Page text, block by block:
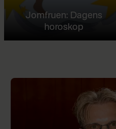
Jomfruen: Dagens
horoskop